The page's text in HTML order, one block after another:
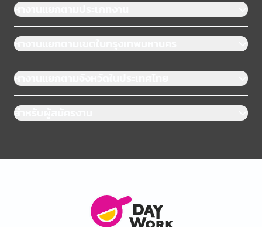
หางานแยกตามประเภทงาน
หางานแยกตามเขตในกรุงเทพมหานคร
หางานแยกตามจังหวัดในประเทศไทย
สำหรับผู้สมัครงาน